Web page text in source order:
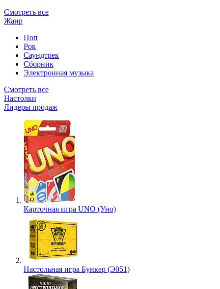
Смотреть все
Жанр
Поп
Рок
Саундтрек
Сборник
Электронная музыка
Смотреть все
Настолки
Лидеры продаж
Карточная игра UNO (Уно)
Настольная игра Бункер (Э051)